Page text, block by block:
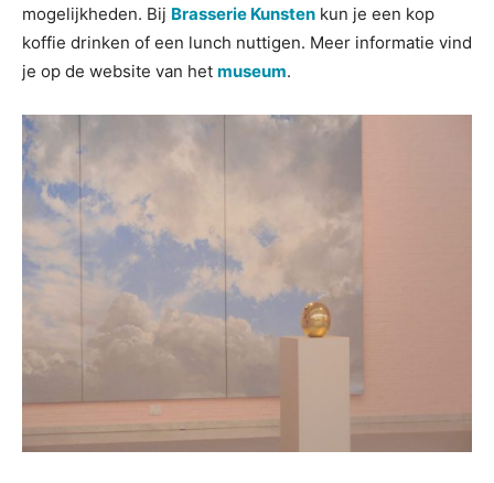
mogelijkheden. Bij Brasserie Kunsten kun je een kop
koffie drinken of een lunch nuttigen. Meer informatie vind
je op de website van het museum.